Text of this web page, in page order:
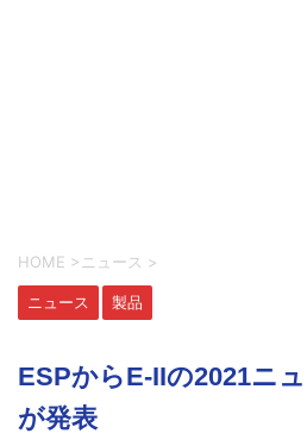
HOME > ニュース >
ニュース 製品
ESPからE-IIの2021ニ
が発表